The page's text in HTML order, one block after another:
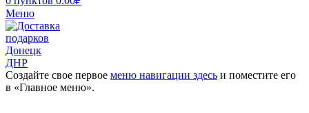
Меню
Создайте свое первое меню навигации здесь и поместите его
в «Главное меню».